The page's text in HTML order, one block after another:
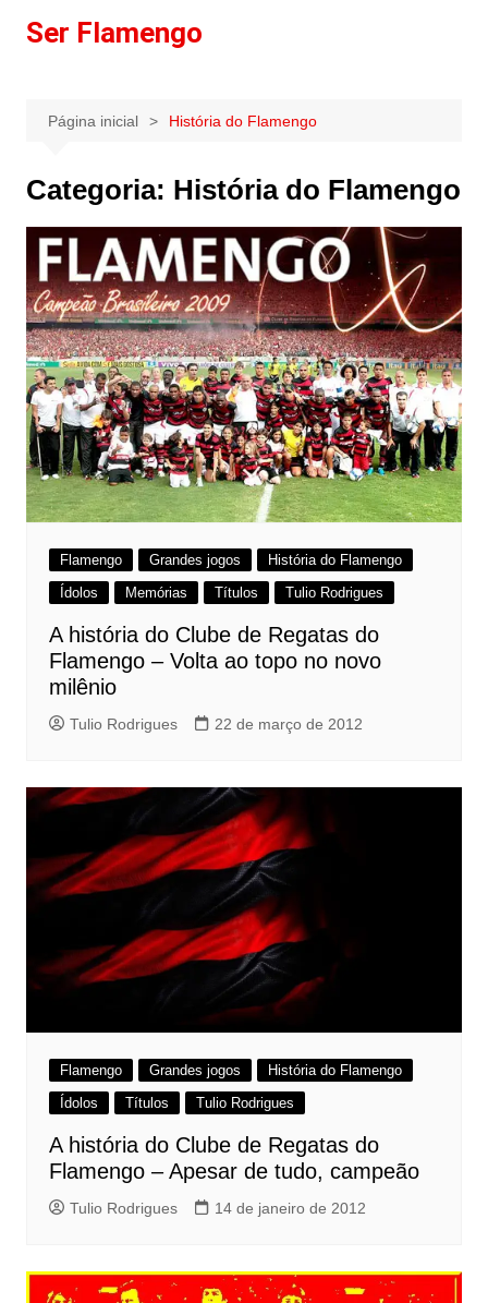
paraSer Flamengo
Página inicial História do Flamengo
Categoria: História do Flamengo
Flamengo Grandes jogos
História do Flamengo
Ídolos
Memórias Títulos Tulio Rodrigues
A história do Clube de Regatas do
Flamengo – Volta ao topo no novo
milênio
Tulio Rodrigues 22 de março de 2012
Flamengo Grandes jogos
História do Flamengo
Ídolos
Títulos Tulio Rodrigues
A história do Clube de Regatas do
Flamengo – Apesar de tudo, campeão
Tulio Rodrigues 14 de janeiro de 2012